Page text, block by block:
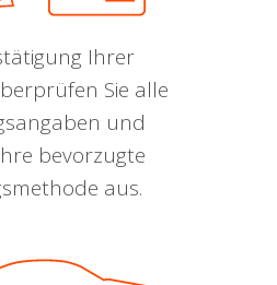
Ihrer
Sie alle
und
bevorzugte
aus.